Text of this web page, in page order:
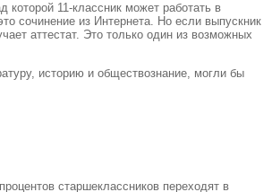
11-классник может работать в
сочинение из Интернета. Но если выпускник
аттестат. Это только один из возможных
историю и обществознание, могли бы
старшеклассников переходят в